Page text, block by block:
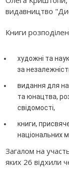
видавництво
Книги
художні та
за
видання для
та юнацтва,
свідомості,
книги,
національних
Загалом на
яких 26 відхили